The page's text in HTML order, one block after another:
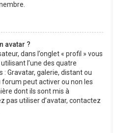
avatar ?
dans l’onglet « profil » vous
l’une des quatre
: Gravatar, galerie, distant ou
peut activer ou non les
dont ils sont mis à
pas utiliser d’avatar, contactez